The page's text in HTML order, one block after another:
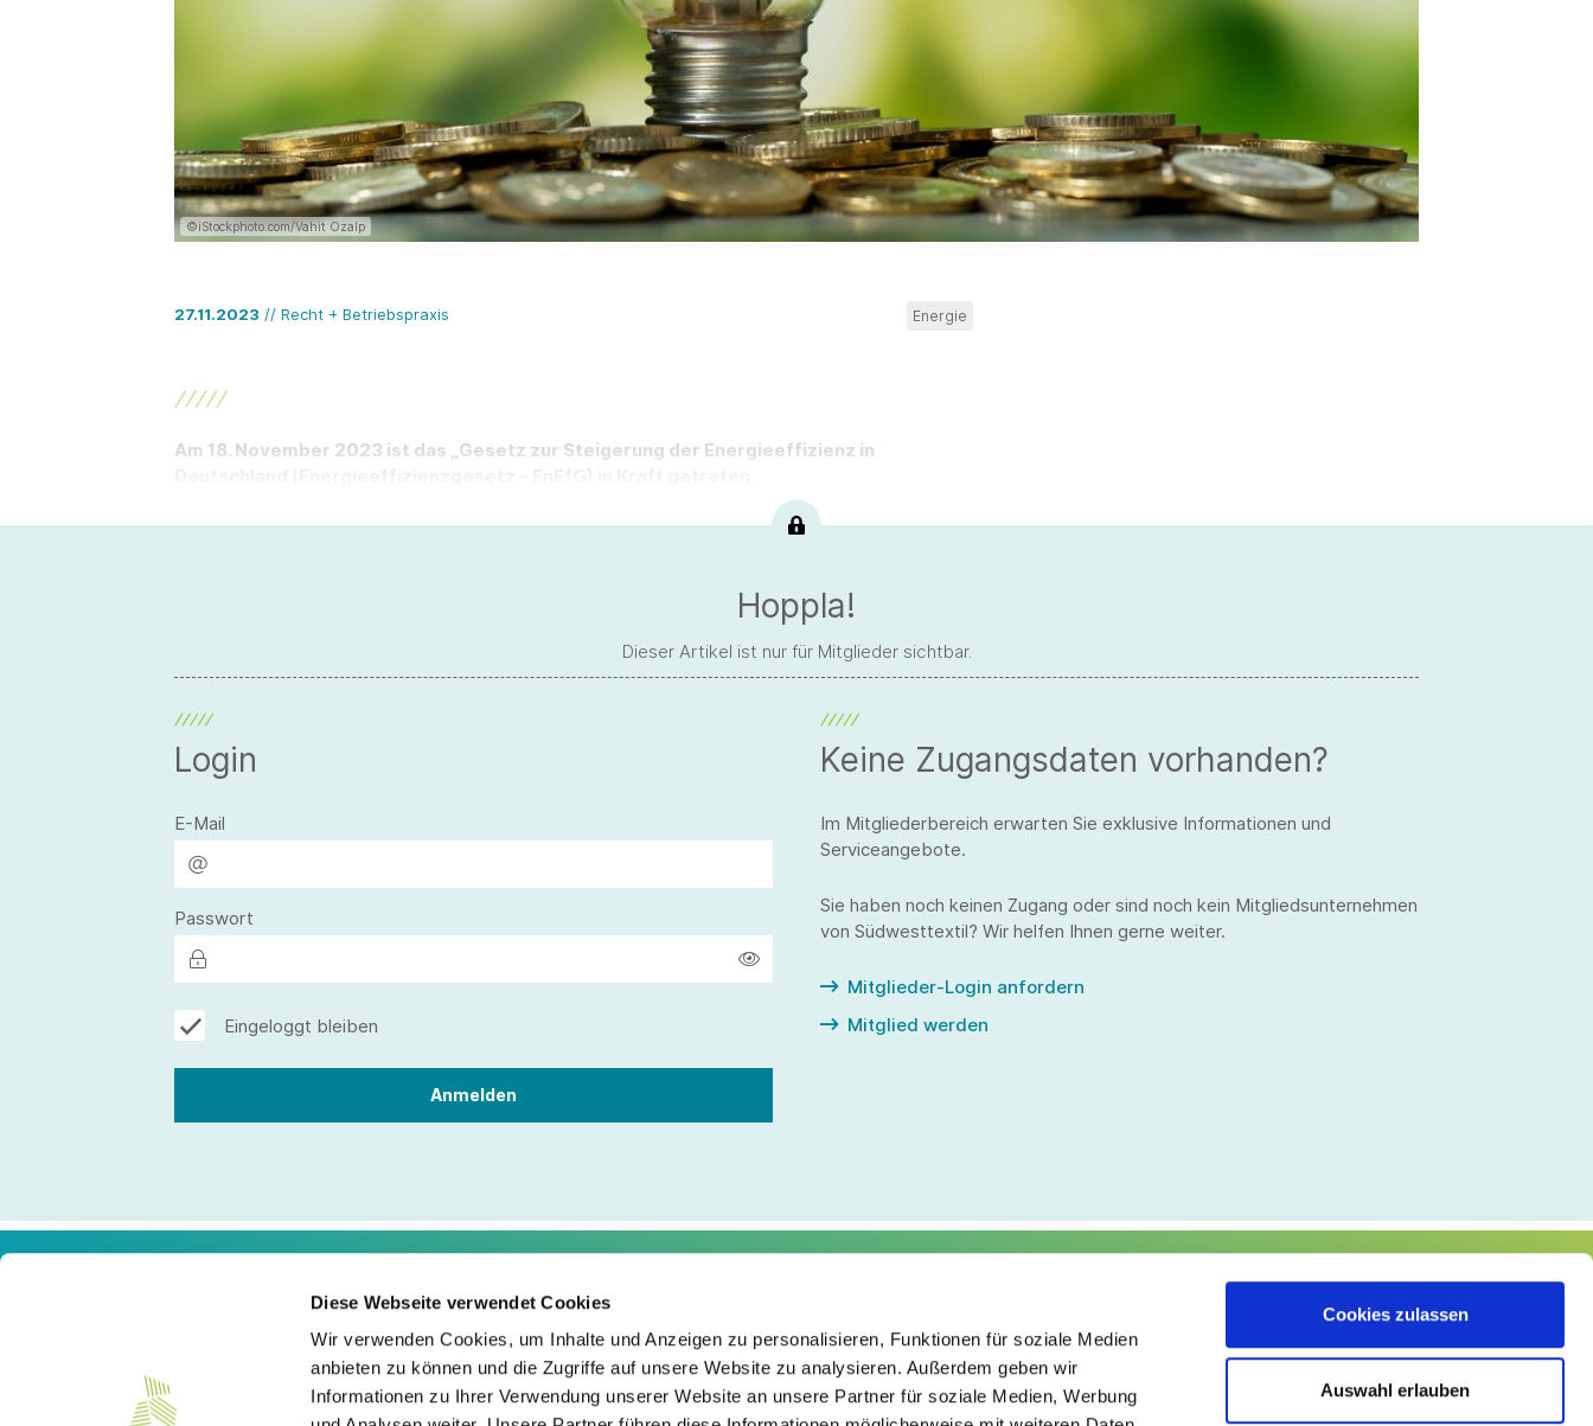
Diese Webseite verwendet Cookies
Wir verwenden Cookies, um Inhalte und Anzeigen zu personalisieren, Funktionen für soziale Medien
anbieten zu können und die Zugriffe auf unsere Website zu analysieren. Außerdem geben wir
Informationen zu Ihrer Verwendung unserer Website an unsere Partner für soziale Medien, Werbung
Cookies zulassen
Auswahl erlauben
©iStockphoto.com/Vahit Ozalp
27.11.2023 // Recht + Betriebspraxis Energie
Am 18. November 2023 ist das „Gesetz zur Steigerung der Energieeffizienz in
Hoppla!
Dieser Artikel ist nur für Mitglieder sichtbar.
Login
E-Mail
Passwort
Eingeloggt bleiben
Keine Zugangsdaten vorhanden?
Im Mitgliederbereich erwarten Sie exklusive Informationen und
Serviceangebote.
Sie haben noch keinen Zugang oder sind noch kein Mitgliedsunternehmen
von Südwesttextil? Wir helfen Ihnen gerne weiter.
Mitglieder-Login anfordern
Mitglied werden
Südwesttextil e. V.
Service
Impressum
Datenschutz